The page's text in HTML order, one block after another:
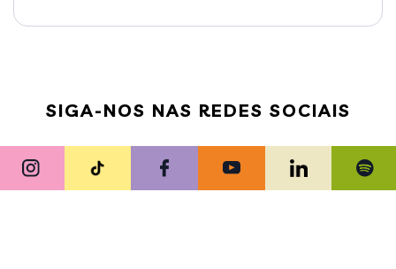
SIGA-NOS NAS REDES SOCIAIS